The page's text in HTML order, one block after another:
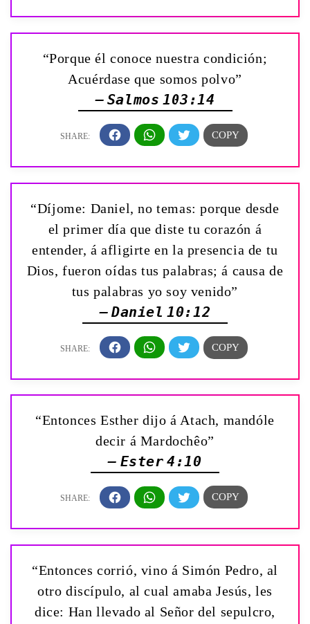
“Porque él conoce nuestra condición;
Acuérdase que somos polvo”
— Salmos 103:14
“Díjome: Daniel, no temas: porque desde
el primer día que diste tu corazón á
entender, á afligirte en la presencia de tu
Dios, fueron oídas tus palabras; á causa de
tus palabras yo soy venido”
— Daniel 10:12
“Entonces Esther dijo á Atach, mandóle
decir á Mardochêo”
— Ester 4:10
“Entonces corrió, vino á Simón Pedro, al
otro discípulo, al cual amaba Jesús, les
dice: Han llevado al Señor del sepulcro,